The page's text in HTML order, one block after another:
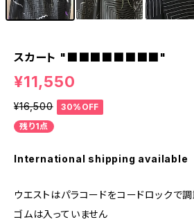
スカート "■■■■■■■■"
¥11,550
¥16,500
30%OFF
残り1点
International shipping available
ウエストはパラコードをコードロックで
ゴムは入っていません